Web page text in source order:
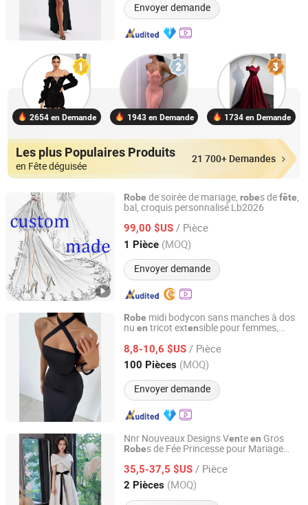
Envoyer demande
2654 en Demande 1943 en Demande 1734 en Demande
Les plus Populaires Produits
en Fête déguisée
21 700+ Demandes
Robe de soirée de mariage, robes defête,
bal, croquis personnalisé Lb2026
99,00 $US / Pièce
1 Pièce (MOQ)
Envoyer demande
Suzhou Leader Apparel Co., Ltd.
Jiangsu, China Depuis 2013
Robe midi bodycon sans manches à dos
nu en tricot extensible pour femmes,
8,8-10,6 $US / Pièce
100 Pièces (MOQ)
Envoyer demande
Guangzhou Yefeng Clothing Co., Ltd.
Guangdong, China Depuis 2026
Nnr Nouveaux Designs Venteen Gros
Robes de Fée Princesse pour Mariage
35,5-37,5 $US / Pièce
2 Pièces (MOQ)
Ningbo Cocal Import & Export Co., Ltd
Zhejiang, China Depuis 2023